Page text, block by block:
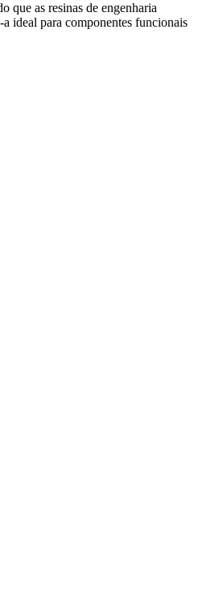
que as resinas de engenharia
ideal para componentes funcionais